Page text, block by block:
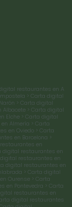
restaurantes en A
> Carta digital
> Carta digital
Albacete > Carta digital
Elche > Carta digital
Almería > Carta
en Oviedo > Carta
en Barcelona >
en
digital restaurantes en
digital restaurantes en
digital restaurantes en
> Carta digital
Ourense > Carta
en Pontevedra > Carta
restaurantes en
digital restaurantes